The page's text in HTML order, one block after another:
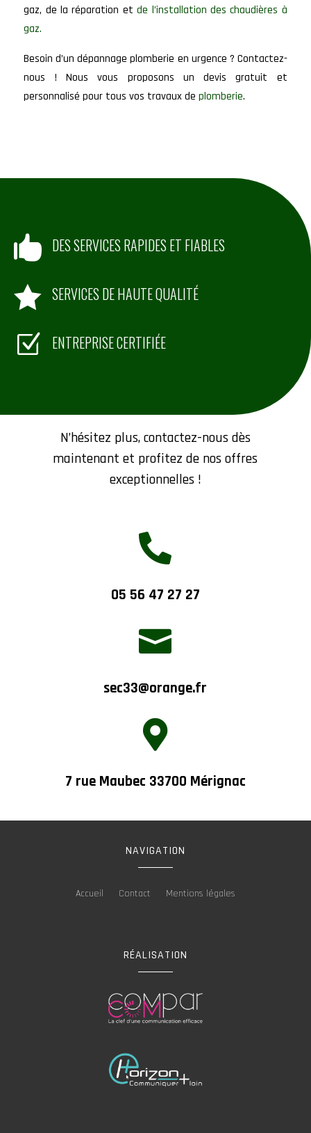
gaz, de la réparation etde l’installation des chaudières à
gaz.
Besoin d’un dépannage plomberie en urgence ? Contactez-
nous ! Nous vous proposons un devis gratuit et
personnalisé pour tous vos travaux deplomberie.
 DES SERVICES RAPIDES ET FIABLES
 SERVICES DE HAUTE QUALITÉ
Z ENTREPRISE CERTIFIÉE
N’hésitez plus, contactez-nous dès
maintenant et profitez de nos offres
exceptionnelles !

05 56 47 27 27

sec33@orange.fr

7 rue Maubec 33700 Mérignac
NAVIGATION
Accueil Contact Mentions légales
RÉALISATION